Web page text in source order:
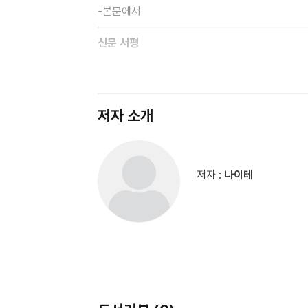
-본문에서
신문 서평
부모가 죽었을 때 왜 삼베옷을 입었을까? 오줌
했을까? 어린이들이 품고 있는 우리 문화에 대
한국일보 / 2000년 7월 6일 / 양은경 기자
우리 나라의 문화를 생각하면 궁금한 게 참 많
놀이, 정다운 세시 풍속 이야기'' ''전설 따라 팔
여자 아이가 시집을 갔다는데 정말일까요?...
저자 소개
저자 : 나이테